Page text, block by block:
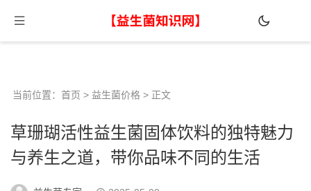
当前位置： 首页 > 益生菌价格 > 正文
草珊瑚活性益生菌固体饮料的独特魅力
与养生之道，带你品味不同的生活